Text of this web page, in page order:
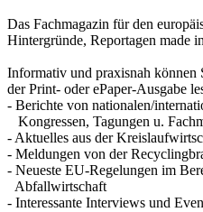
Das Fachmagazin für den
Hintergründe, Reportagen made
Informativ und praxisnah können
der Print- oder ePaper-Ausgabe
- Berichte von nationalen/
Kongressen, Tagungen u.
- Aktuelles aus der
- Meldungen von der
- Neueste EU-Regelungen im
Abfallwirtschaft
- Interessante Interviews und